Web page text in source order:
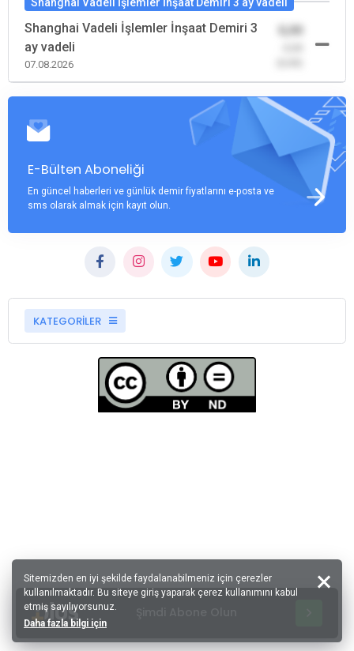
Shanghai Vadeli İşlemler İnşaat Demiri 3 ay vadeli
Shanghai Vadeli İşlemler İnşaat Demiri 3
ay vadeli
07.08.2026
0,00
E-Bülten Aboneliği
En güncel haberleri ve günlük demir fiyatlarını e-posta ve
sms olarak almak için kayıt olun.
KATEGORİLER
Sitemizden en iyi şekilde faydalanabilmeniz için çerezler
kullanılmaktadır. Bu siteye giriş yaparak çerez kullanımını kabul
etmiş sayılıyorsunuz.
Daha fazla bilgi için